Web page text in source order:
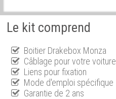
Le kit comprend
Boitier Drakebox Monza
Câblage pour votre voiture
Liens pour fixation
Mode d'emploi spécifique
Garantie de 2 ans